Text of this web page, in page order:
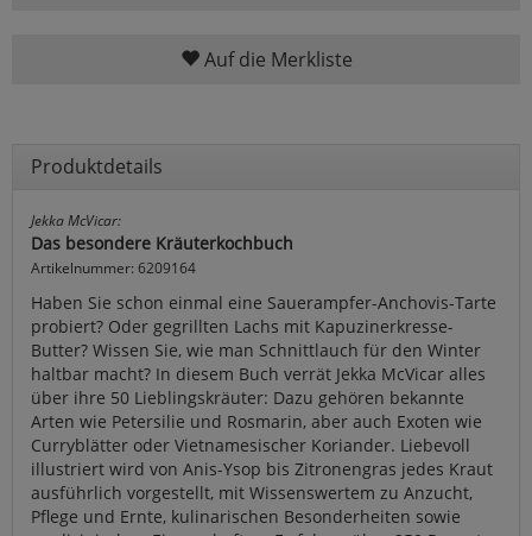
Auf die Merkliste
Produktdetails
Jekka McVicar:
Das besondere Kräuterkochbuch
Artikelnummer: 6209164
Haben Sie schon einmal eine Sauerampfer-Anchovis-Tarte
probiert? Oder gegrillten Lachs mit Kapuzinerkresse-
Butter? Wissen Sie, wie man Schnittlauch für den Winter
haltbar macht? In diesem Buch verrät Jekka McVicar alles
über ihre 50 Lieblingskräuter: Dazu gehören bekannte
Arten wie Petersilie und Rosmarin, aber auch Exoten wie
Curryblätter oder Vietnamesischer Koriander. Liebevoll
illustriert wird von Anis-Ysop bis Zitronengras jedes Kraut
ausführlich vorgestellt, mit Wissenswertem zu Anzucht,
Pflege und Ernte, kulinarischen Besonderheiten sowie